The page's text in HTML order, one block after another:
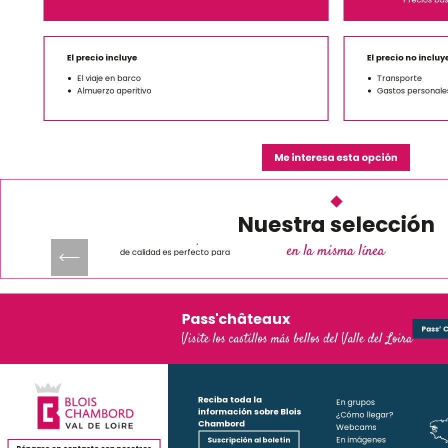
El precio incluye
El viaje en barco
Almuerzo aperitivo
El precio no
Transporte
Gastos
Me interesa esta opción
Nuestra selección
en la misma línea
Cena y espectáculo en el
de calidad es perfecto para
velada al aire libre
Pass'châteaux
Visite los castillos más bellos del Valle del Loira
Pass’
Reciba toda la
información sobre Blois
Chambord
Suscripción al boletín
En grupos
¿Cómo llegar?
Webcams
En imágenes